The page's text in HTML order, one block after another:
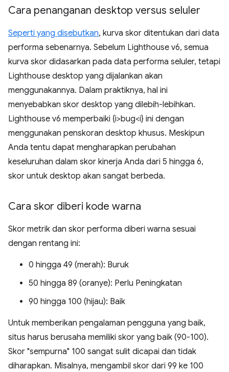
Cara penanganan desktop versus seluler
Seperti yang disebutkan, kurva skor ditentukan dari data
performa sebenarnya. Sebelum Lighthouse v6, semua
kurva skor didasarkan pada data performa seluler, tetapi
Lighthouse desktop yang dijalankan akan
menggunakannya. Dalam praktiknya, hal ini
menyebabkan skor desktop yang dilebih-lebihkan.
Lighthouse v6 memperbaiki {i>bug<i} ini dengan
menggunakan penskoran desktop khusus. Meskipun
Anda tentu dapat mengharapkan perubahan
keseluruhan dalam skor kinerja Anda dari 5 hingga 6,
skor untuk desktop akan sangat berbeda.
Cara skor diberi kode warna
Skor metrik dan skor performa diberi warna sesuai
dengan rentang ini:
0 hingga 49 (merah): Buruk
50 hingga 89 (oranye): Perlu Peningkatan
90 hingga 100 (hijau): Baik
Untuk memberikan pengalaman pengguna yang baik,
situs harus berusaha memiliki skor yang baik (90-100).
Skor "sempurna" 100 sangat sulit dicapai dan tidak
diharapkan. Misalnya, mengambil skor dari 99 ke 100